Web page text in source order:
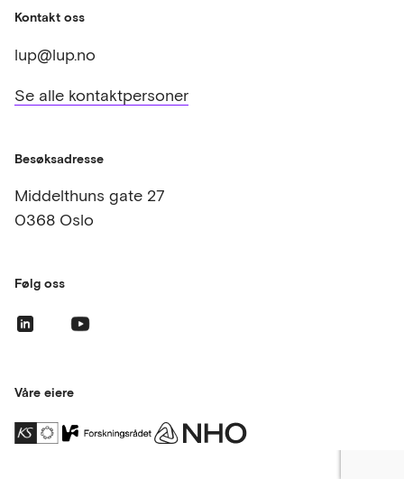
Kontakt oss
lup@lup.no
Se alle kontaktpersoner
Besøksadresse
Middelthuns gate 27
0368 Oslo
Følg oss
Våre eiere